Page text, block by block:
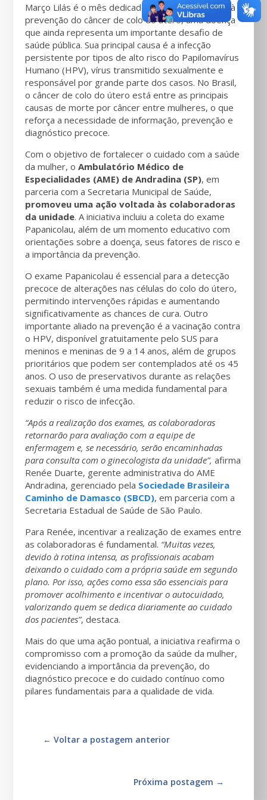
Março Lilás é o mês dedicado à conscientização e à
prevenção do câncer de colo do útero, uma doença
que ainda representa um importante desafio de
saúde pública. Sua principal causa é a infecção
persistente por tipos de alto risco do Papilomavírus
Humano (HPV), vírus transmitido sexualmente e
responsável por grande parte dos casos. No Brasil,
o câncer de colo do útero está entre as principais
causas de morte por câncer entre mulheres, o que
reforça a necessidade de informação, prevenção e
diagnóstico precoce.
Com o objetivo de fortalecer o cuidado com a saúde
da mulher, oAmbulatório Médico de
Especialidades (AME) de Andradina (SP), em
parceria com a Secretaria Municipal de Saúde,
promoveu uma ação voltada às colaboradoras
da unidade. A iniciativa incluiu a coleta do exame
Papanicolau, além de um momento educativo com
orientações sobre a doença, seus fatores de risco e
a importância da prevenção.
O exame Papanicolau é essencial para a detecção
precoce de alterações nas células do colo do útero,
permitindo intervenções rápidas e aumentando
significativamente as chances de cura. Outro
importante aliado na prevenção é a vacinação contra
o HPV, disponível gratuitamente pelo SUS para
meninos e meninas de 9 a 14 anos, além de grupos
prioritários que podem ser contemplados até os 45
anos. O uso de preservativos durante as relações
sexuais também é uma medida fundamental para
reduzir o risco de infecção.
“Após a realização dos exames, as colaboradoras
retornarão para avaliação com a equipe de
enfermagem e, se necessário, serão encaminhadas
para consulta com o ginecologista da unidade”, afirma
Renée Duarte, gerente administrativa do AME
Andradina, gerenciado pela Sociedade Brasileira
Caminho de Damasco (SBCD), em parceria com a
Secretaria Estadual de Saúde de São Paulo.
Para Renée, incentivar a realização de exames entre
as colaboradoras é fundamental. “Muitas vezes,
devido à rotina intensa, as profissionais acabam
deixando o cuidado com a própria saúde em segundo
plano. Por isso, ações como essa são essenciais para
promover acolhimento e incentivar o autocuidado,
valorizando quem se dedica diariamente ao cuidado
dos pacientes”, destaca.
Mais do que uma ação pontual, a iniciativa reafirma o
compromisso com a promoção da saúde da mulher,
evidenciando a importância da prevenção, do
diagnóstico precoce e do cuidado contínuo como
pilares fundamentais para a qualidade de vida.
←Voltar a postagem anterior
Próxima postagem →